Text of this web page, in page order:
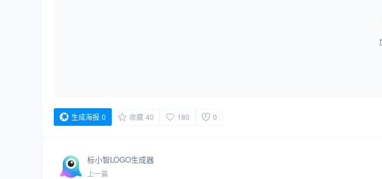
生成海报 0 收藏 40 180 0
标小智LOGO生成器
上一篇